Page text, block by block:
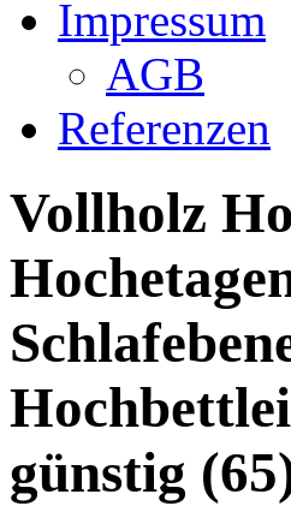
Impressum
AGB
Referenzen
Vollholz
günstig